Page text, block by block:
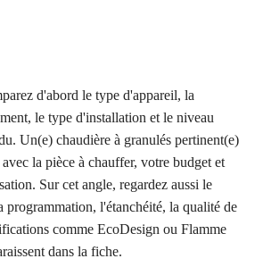
d'abord le type d'appareil, la
le type d'installation et le niveau
Un(e) chaudière à granulés pertinent(e)
la pièce à chauffer, votre budget et
Sur cet angle, regardez aussi le
programmation, l'étanchéité, la qualité de
comme EcoDesign ou Flamme
dans la fiche.